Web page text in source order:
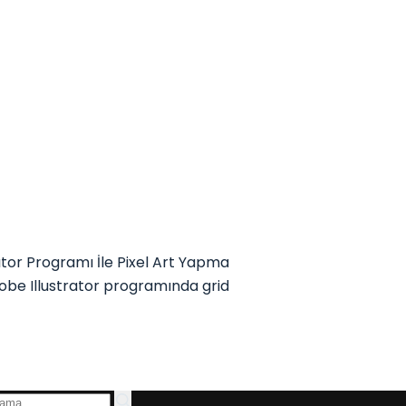
Programı İle Pixel Art Yapma
Illustrator programında grid